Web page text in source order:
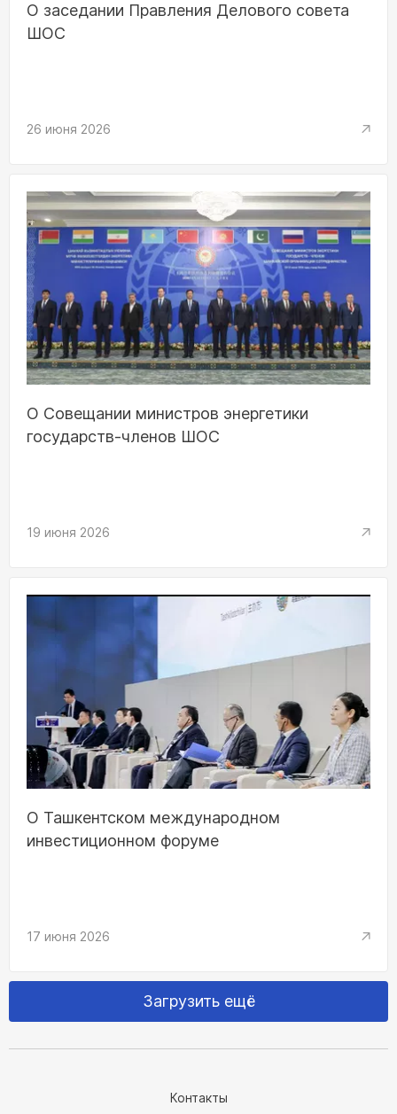
О заседании Правления Делового совета
ШОС
26 июня 2026
О Совещании министров энергетики
государств-членов ШОС
19 июня 2026
О Ташкентском международном
инвестиционном форуме
17 июня 2026
Загрузить ещё
Контакты